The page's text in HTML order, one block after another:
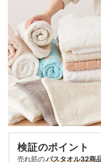
検証のポイント
売れ筋のバスタオル32商